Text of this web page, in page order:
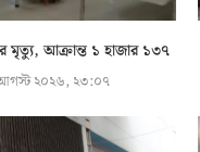
মৃত্যু, আক্রান্ত ১ হাজার ১৩৭
২০২৬, ২৩:০৭